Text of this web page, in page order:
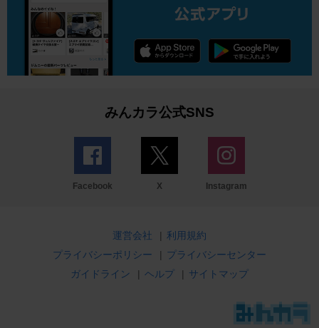
みんカラ公式SNS
Facebook X Instagram
運営会社 | 利用規約
プライバシーポリシー
| プライバシーセンター
ガイドライン
| ヘルプ | サイトマップ